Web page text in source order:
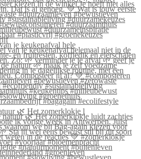
je keukenafval hele
🌿 Het zomerklokje l